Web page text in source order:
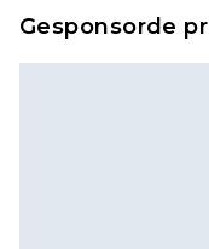
bekijken.
Gesponsorde